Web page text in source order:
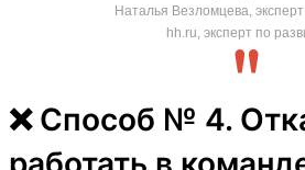
Наталья Везломцева,
hh.ru, эксперт по
❌ Способ № 4.